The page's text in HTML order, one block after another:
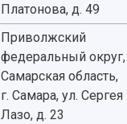
Платонова, д. 49
Приволжский
федеральный округ,
Самарская область,
г. Самара, ул. Сергея
Лазо, д. 23